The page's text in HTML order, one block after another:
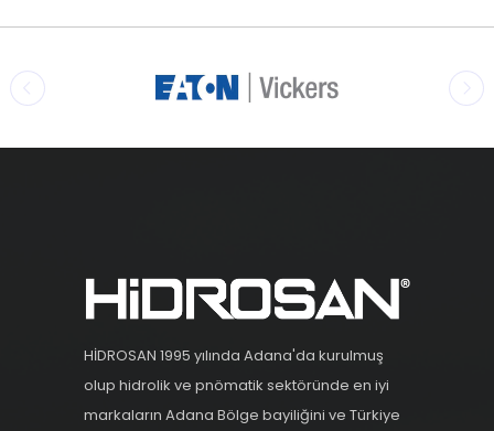
HİDROSAN 1995 yılında Adana'da kurulmuş
olup hidrolik ve pnömatik sektöründe en iyi
markaların Adana Bölge bayiliğini ve Türkiye